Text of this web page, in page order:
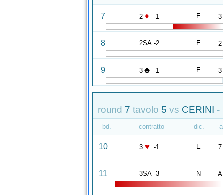
7 2 ♦ -1 E 3
8 2SA -2 E 2
9 3 ♣ -1 E 3
round 7 tavolo 5 vs CERINI -
bd. contratto dic.
10 3 ♥ -1 E 7
11 3SA -3 N A